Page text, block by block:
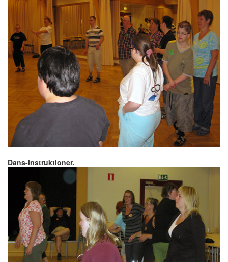
Dans-instruktioner.